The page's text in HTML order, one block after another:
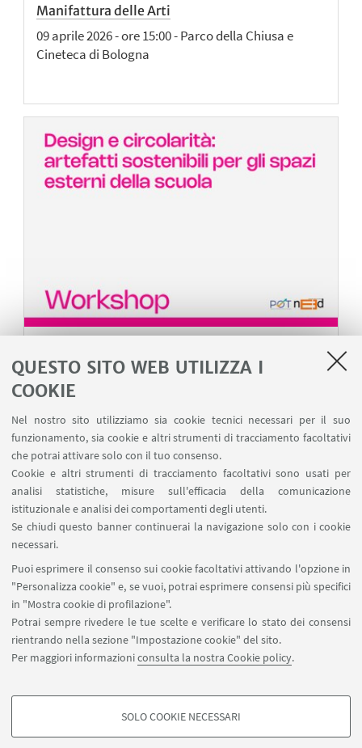
QUESTO SITO WEB UTILIZZA I
COOKIE
Nel nostro sito utilizziamo sia cookie tecnici necessari per il suo
funzionamento, sia cookie e altri strumenti di tracciamento facoltativi
che potrai attivare solo con il tuo consenso.
Cookie e altri strumenti di tracciamento facoltativi sono usati per
analisi statistiche, misure sull'efficacia della comunicazione
istituzionale e analisi dei comportamenti degli utenti.
Se chiudi questo banner continuerai la navigazione solo con i cookie
necessari.
Puoi esprimere il consenso sui cookie facoltativi attivando l'opzione in
"Personalizza cookie" e, se vuoi, potrai esprimere consensi più specifici
in "Mostra cookie di profilazione".
Potrai sempre rivedere le tue scelte e verificare lo stato dei consensi
rientrando nella sezione "Impostazione cookie" del sito.
Per maggiori informazioniconsulta la nostra Cookie policy.
COOKIE DI PROFILAZIONE - FACOLTATIVI
SOLO COOKIE NECESSARI
Manifattura delle Arti
09 aprile 2026 - ore 15:00 - Parco della Chiusa e
Cineteca di Bologna
Design e circolarità: artefatti sostenibili per gli
spazi esterni della scuola
13-16 aprile 2026 - Isitituto Archimede, San Giovanni
in Persiceto, Bologna
«
Precedenti
12
elementi Successivi
12
elementi
»
7 ... 19
Seguici su: